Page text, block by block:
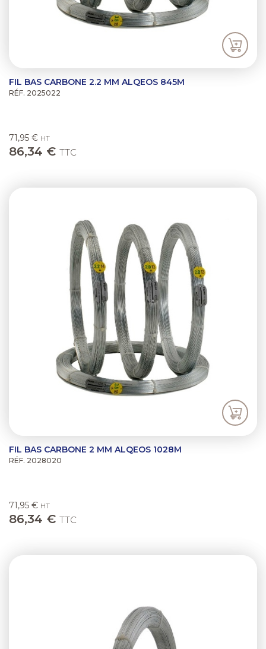
FIL BAS CARBONE 2.2 MM ALQEOS 845M
RÉF. 2025022
71,95 € HT
86,34 € TTC
FIL BAS CARBONE 2 MM ALQEOS 1028M
RÉF. 2028020
71,95 € HT
86,34 € TTC